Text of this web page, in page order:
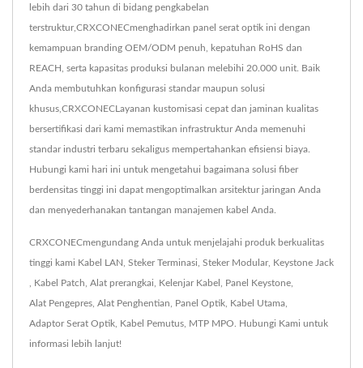
lebih dari 30 tahun di bidang pengkabelan
terstruktur,CRXCONECmenghadirkan panel serat optik ini dengan
kemampuan branding OEM/ODM penuh, kepatuhan RoHS dan
REACH, serta kapasitas produksi bulanan melebihi 20.000 unit. Baik
Anda membutuhkan konfigurasi standar maupun solusi
khusus,CRXCONECLayanan kustomisasi cepat dan jaminan kualitas
bersertifikasi dari kami memastikan infrastruktur Anda memenuhi
standar industri terbaru sekaligus mempertahankan efisiensi biaya.
Hubungi kami hari ini untuk mengetahui bagaimana solusi fiber
berdensitas tinggi ini dapat mengoptimalkan arsitektur jaringan Anda
dan menyederhanakan tantangan manajemen kabel Anda.
CRXCONECmengundang Anda untuk menjelajahi produk berkualitas
tinggi kami Kabel LAN Steker Terminasi Steker Modular, Keystone Jack
Kabel Patch Alat prerangkai Kelenjar Kabel Panel Keystone
Alat Pengepres Alat Penghentian Panel Optik Kabel Utama
Adaptor Serat Optik Kabel Pemutus MTP MPO Hubungi Kami untuk
informasi lebih lanjut!